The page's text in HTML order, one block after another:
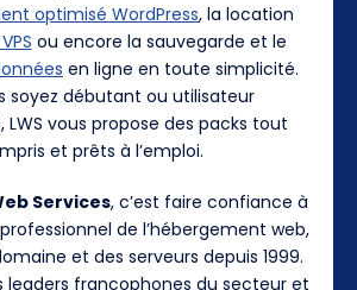
optimisé WordPress, la location
ou encore la sauvegarde et le
en ligne en toute simplicité.
soyez débutant ou utilisateur
vous propose des packs tout
et prêts à l’emploi.
Services, c’est faire confiance à
professionnel de l’hébergement web,
et des serveurs depuis 1999.
leaders francophones du secteur et